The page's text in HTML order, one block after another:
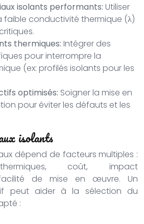
isolants performants: Utiliser
faible conductivité thermique (λ)
thermiques: Intégrer des
pour interrompre la
(ex: profilés isolants pour les
optimisés: Soigner la mise en
pour éviter les défauts et les
isolants
dépend de facteurs multiples :
coût, impact
facilité de mise en œuvre. Un
peut aider à la sélection du
: